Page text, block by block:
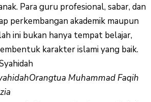
Para guru profesional, sabar, dan
perkembangan akademik maupun
ini bukan hanya tempat belajar,
karakter islami yang baik.
Orangtua Muhammad Faqih